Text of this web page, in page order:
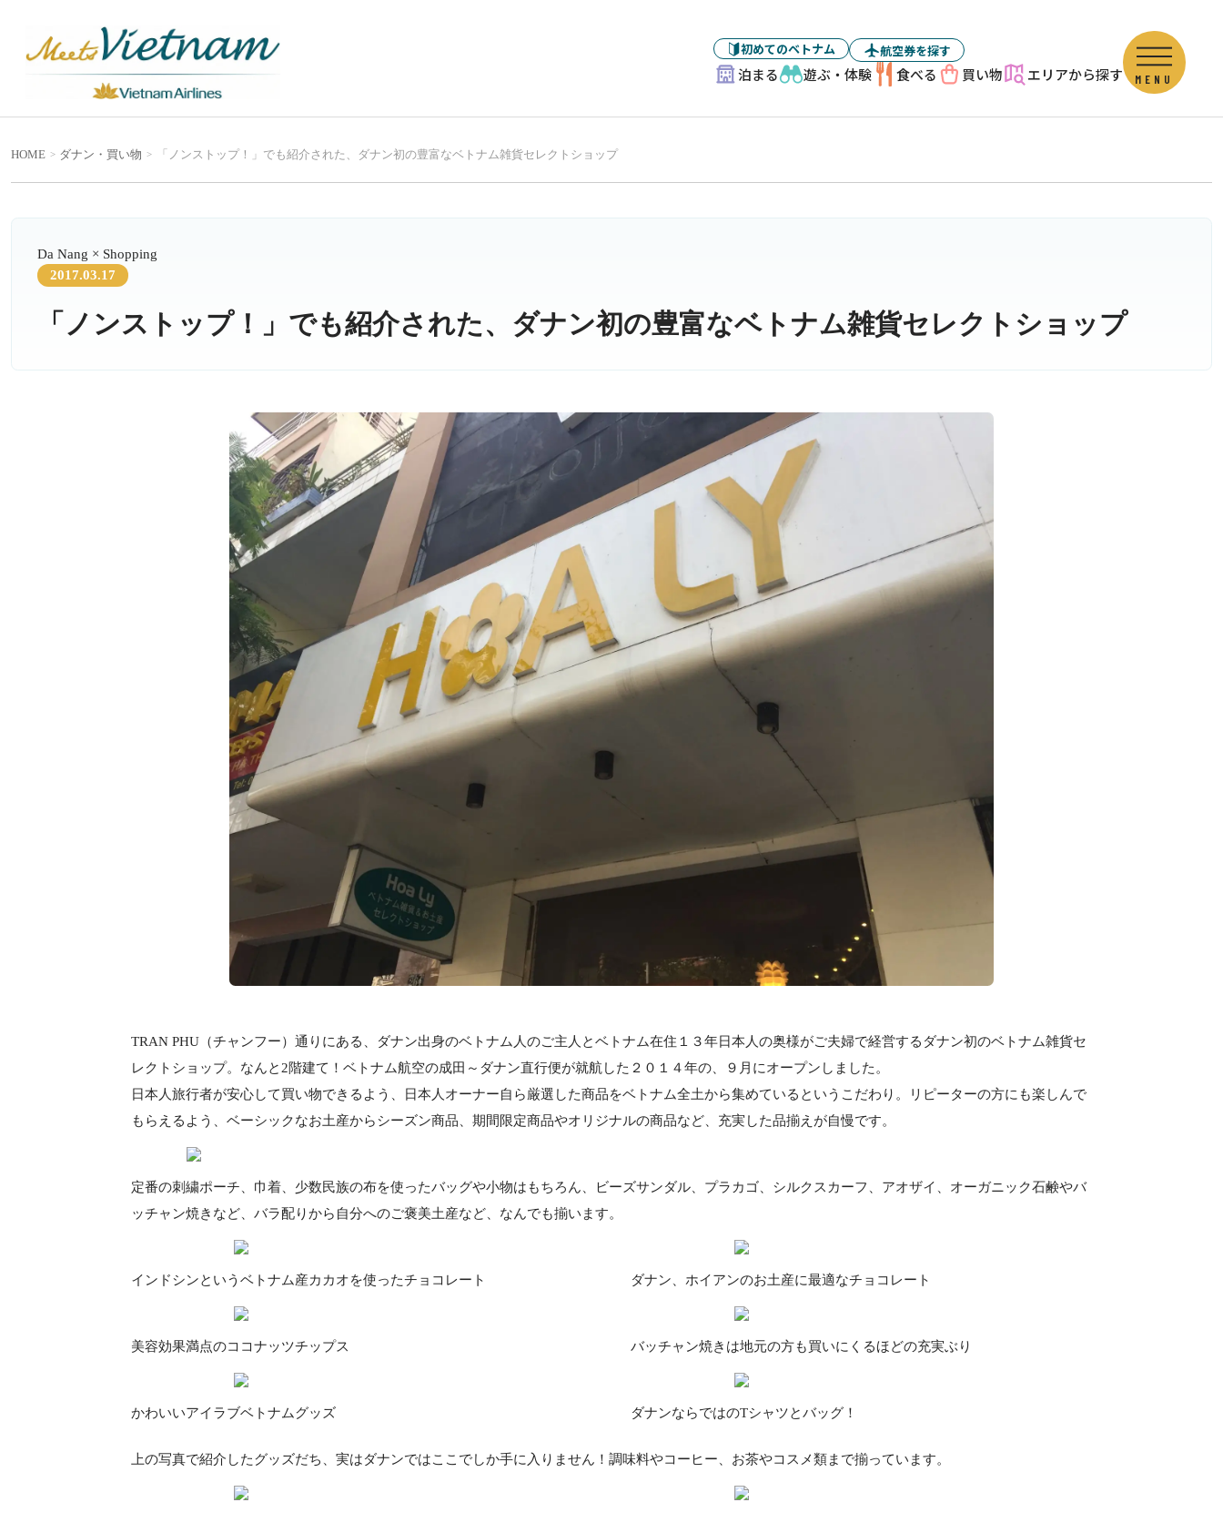
初めてのベトナム 航空券を探す
泊まる 遊ぶ・体験 食べる 買い物 エリアから探す MENU
HOME ダナン ・ 買い物 「ノンストップ！」でも紹介された、ダナン初の豊富なベトナム雑貨セレクトショップ
Da Nang × Shopping
2017.03.17
「ノンストップ！」でも紹介された、ダナン初の豊富なベトナム雑貨セレクトショップ
TRAN PHU（チャンフー）通りにある、ダナン出身のベトナム人のご主人とベトナム在住１３年日本人の奥様がご夫婦で経営するダナン初のベトナム雑貨セ
レクトショップ。なんと2階建て！ベトナム航空の成田～ダナン直行便が就航した２０１４年の、９月にオープンしました。
日本人旅行者が安心して買い物できるよう、日本人オーナー自ら厳選した商品をベトナム全土から集めているというこだわり。リピーターの方にも楽しんで
もらえるよう、ベーシックなお土産からシーズン商品、期間限定商品やオリジナルの商品など、充実した品揃えが自慢です。
定番の刺繍ポーチ、巾着、少数民族の布を使ったバッグや小物はもちろん、ビーズサンダル、プラカゴ、シルクスカーフ、アオザイ、オーガニック石鹸やバ
ッチャン焼きなど、バラ配りから自分へのご褒美土産など、なんでも揃います。
インドシンというベトナム産カカオを使ったチョコレート ダナン、ホイアンのお土産に最適なチョコレート
美容効果満点のココナッツチップス バッチャン焼きは地元の方も買いにくるほどの充実ぶり
かわいいアイラブベトナムグッズ ダナンならではのTシャツとバッグ！
上の写真で紹介したグッズだち、実はダナンではここでしか手に入りません！調味料やコーヒー、お茶やコスメ類まで揃っています。